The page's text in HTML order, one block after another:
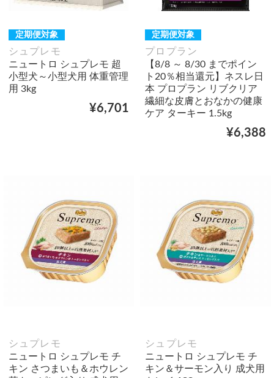
定期便対象
シュプレモ
ニュートロ シュプレモ 超
小型犬～小型犬用 体重管理
用 3kg
¥6,701
定期便対象
プロプラン
【8/8 ～ 8/30 までポイン
ト20％相当還元】ネスレ日
本 プロプラン リブクリア
繊細な皮膚とおなかの健康
ケア ターキー 1.5kg
¥6,388
シュプレモ
ニュートロ シュプレモ チ
キン さつまいも＆ホウレン
シュプレモ
ニュートロ シュプレモ チ
キン＆サーモン入り 成犬用